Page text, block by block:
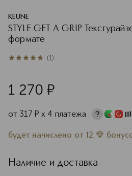
KEUNE
STYLE GET A GRIP
формате
5из 51 (1)
1 270 ¤
от 317 ¤ х 4 платежа
будет начислено от 12
Наличие и доставка